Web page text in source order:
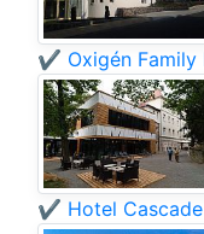
✔️ Oxigén Family
✔️ Hotel